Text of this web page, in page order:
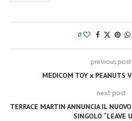
0
previous post
MEDICOM TOY x PEANUTS
next post
TERRACE MARTIN ANNUNCIA IL
SINGOLO “LEAVE